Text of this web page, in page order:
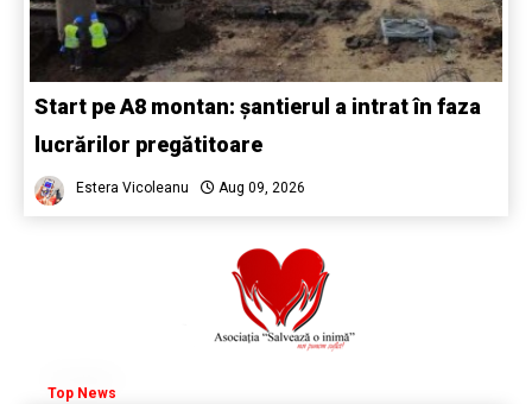
Start pe A8 montan: șantierul a intrat în faza
lucrărilor pregătitoare
Estera Vicoleanu Aug 09, 2026
Top News